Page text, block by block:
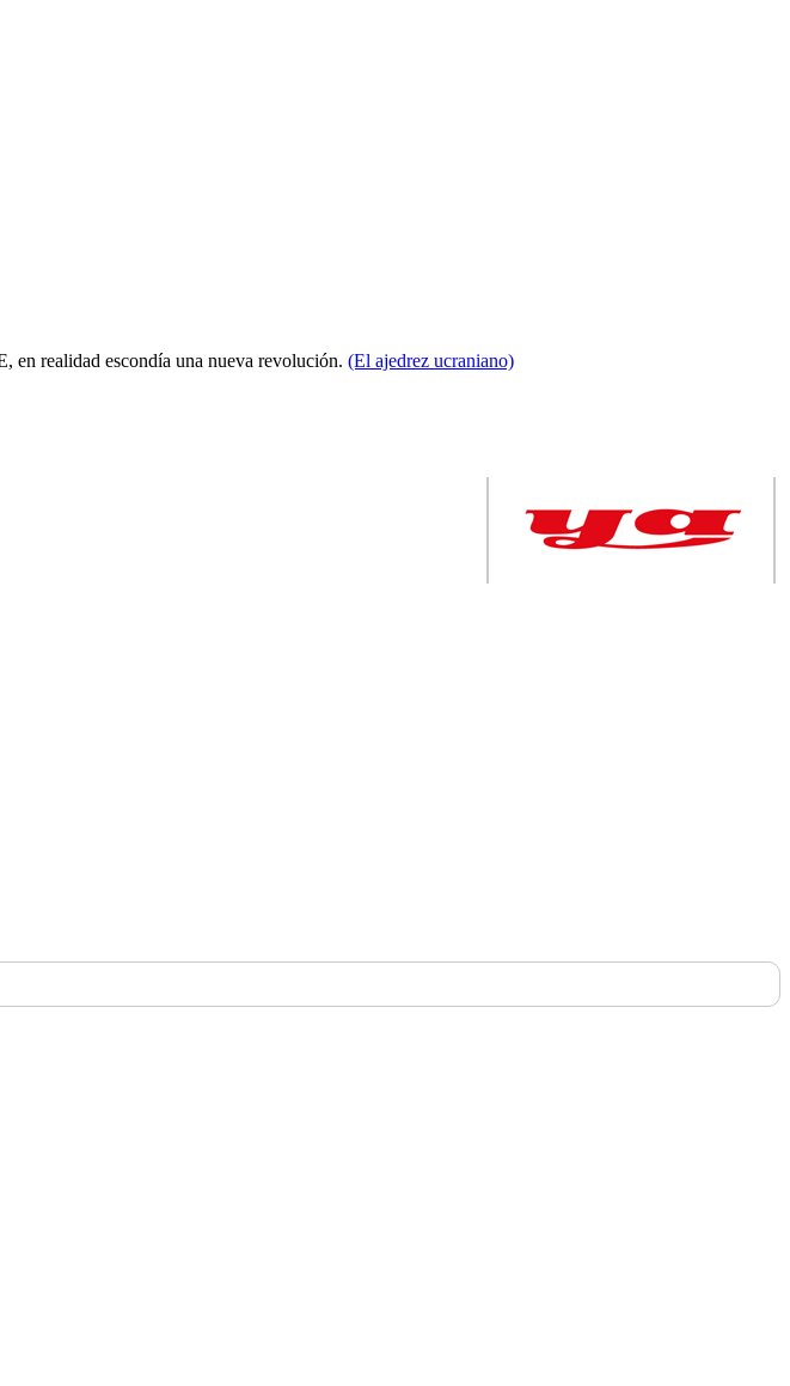
en realidad escondía una nueva revolución. (El ajedrez ucraniano)